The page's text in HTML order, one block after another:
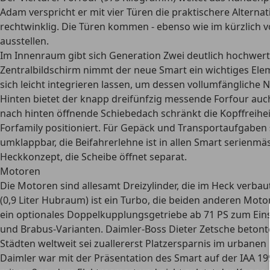
Adam verspricht er mit vier Türen die praktischere
rechtwinklig. Die Türen kommen - ebenso wie im kürzlich
ausstellen.
Im Innenraum gibt sich Generation Zwei deutlich
Zentralbildschirm nimmt der neue Smart ein wichtiges
sich leicht integrieren lassen, um dessen
Hinten bietet der knapp dreifünfzig messende Forfour
nach hinten öffnende Schiebedach schränkt die
Forfamily positioniert. Für Gepäck und
umklappbar, die Beifahrerlehne ist in allen Smart
Heckkonzept, die Scheibe öffnet separat.
Motoren
Die Motoren sind allesamt Dreizylinder, die im Heck
(0,9 Liter Hubraum) ist ein Turbo, die beiden anderen
ein optionales Doppelkupplungsgetriebe ab 71 PS zum
und Brabus-Varianten. Daimler-Boss Dieter Zetsche
Städten weltweit sei zuallererst Platzersparnis im
Daimler war mit der Präsentation des Smart auf der IAA